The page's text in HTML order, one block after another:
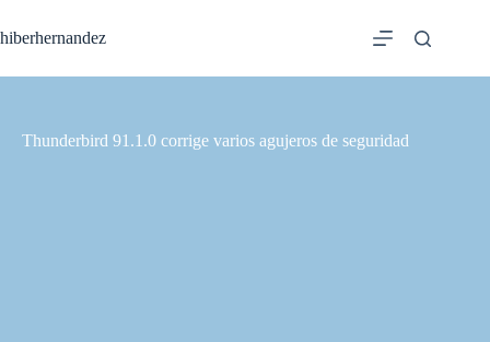
al
contenido
hiberhernandez
Thunderbird 91.1.0 corrige varios agujeros de seguridad